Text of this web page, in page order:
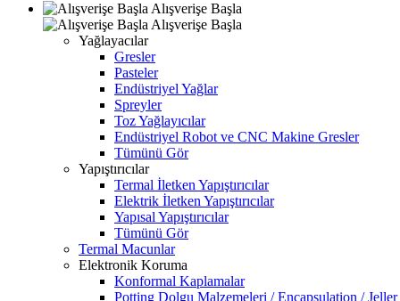
Alışverişe Başla
Alışverişe Başla
Yağlayacılar
Gresler
Pasteler
Endüstriyel Yağlar
Spreyler
Toz Yağlayıcılar
Endüstriyel Robot ve CNC Makine Gresler
Tümünü Gör
Yapıştırıcılar
Termal İletken Yapıştırıcılar
Elektrik İletken Yapıştırıcılar
Yapısal Yapıştırıcılar
Tümünü Gör
Termal Macunlar
Elektronik Koruma
Konformal Kaplamalar
Potting Dolgu Malzemeleri / Encapsulation / Jeller